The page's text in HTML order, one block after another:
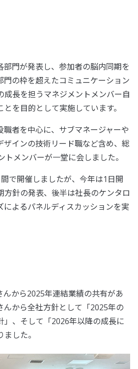
部門が発表し、参加者の脳内同期を
門の枠を超えたコミュニケーション
成長を担うマネジメントメンバー自
を目的として実施しています。
職者を中心に、サブマネージャーや
ザインの技術リード職など含め、総
メンバーが一堂に会しました。
で開催しましたが、今年は1日開
方針の発表、後半は社長のケンタロ
によるパネルディスカッションを実
んから2025年連結業績の共有があ
んから全社方針として「2025年の
」、そして「2026年以降の成長に
した。